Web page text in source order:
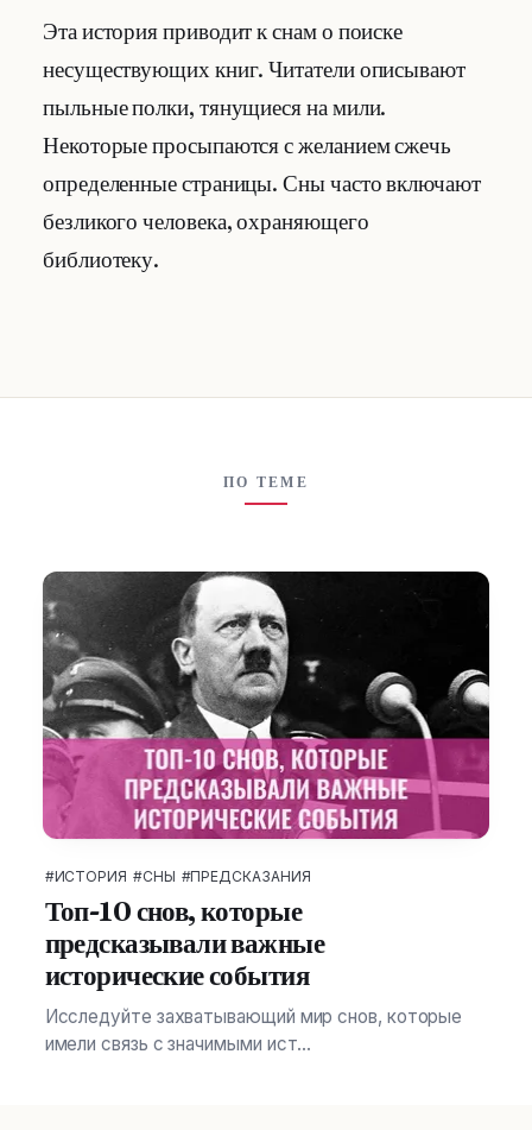
Эта история приводит к снам о поиске
несуществующих книг. Читатели описывают
пыльные полки, тянущиеся на мили.
Некоторые просыпаются с желанием сжечь
определенные страницы. Сны часто включают
безликого человека, охраняющего
библиотеку.
ПО ТЕМЕ
#ИСТОРИЯ #СНЫ #ПРЕДСКАЗАНИЯ
Топ-10 снов, которые
предсказывали важные
исторические события
Исследуйте захватывающий мир снов, которые
имели связь с значимыми ист...